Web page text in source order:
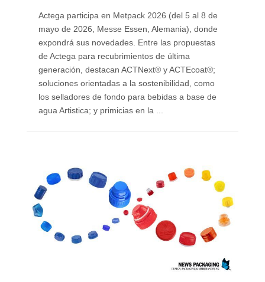
Actega participa en Metpack 2026 (del 5 al 8 de
mayo de 2026, Messe Essen, Alemania), donde
expondrá sus novedades. Entre las propuestas
de Actega para recubrimientos de última
generación, destacan ACTNext® y ACTEcoat®;
soluciones orientadas a la sostenibilidad, como
los selladores de fondo para bebidas a base de
agua Artistica; y primicias en la ...